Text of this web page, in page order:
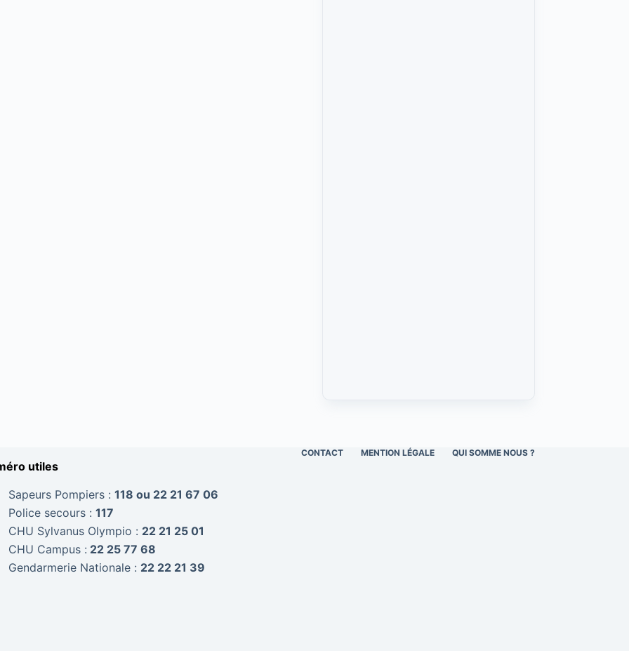
CONTACT MENTION LÉGALE QUI SOMME NOUS ?
utiles
Sapeurs Pompiers : 118 ou 22 21 67 06
Police secours : 117
CHU Sylvanus Olympio : 22 21 25 01
CHU Campus : 22 25 77 68
Gendarmerie Nationale : 22 22 21 39